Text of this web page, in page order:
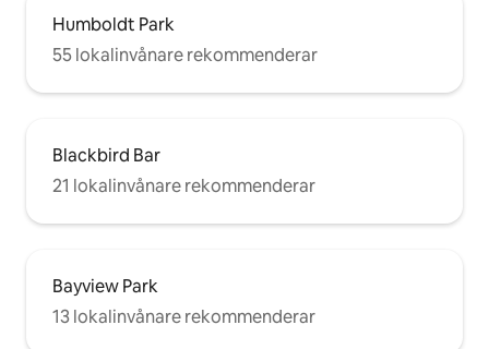
Humboldt Park
55 lokalinvånare rekommenderar
Blackbird Bar
21 lokalinvånare rekommenderar
Bayview Park
13 lokalinvånare rekommenderar